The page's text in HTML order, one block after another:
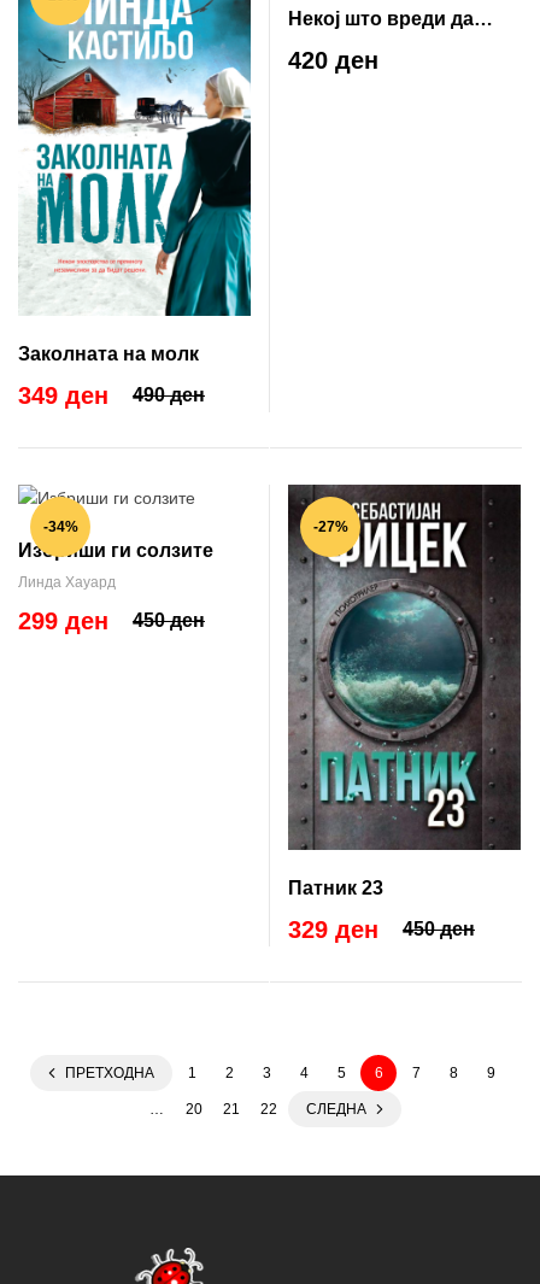
Заколната на молк
490 ден
349 ден
Некој што вреди да
умре
420 ден
-34%
Избриши ги солзите
Линда Хауард
450 ден
299 ден
-27%
Патник 23
450 ден
329 ден
ПРЕТХОДНА 1 2 3 4 5 6 7 8 9
20 21 22 СЛЕДНА